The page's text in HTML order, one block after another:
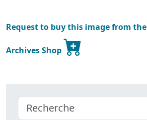
Request to buy this image from
Archives Shop